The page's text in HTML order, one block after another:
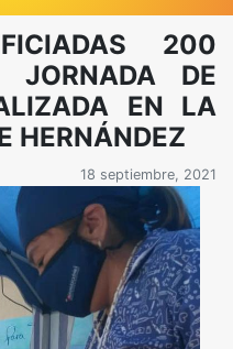
200
JORNADA DE
EN LA
HERNÁNDEZ
18 septiembre, 2021